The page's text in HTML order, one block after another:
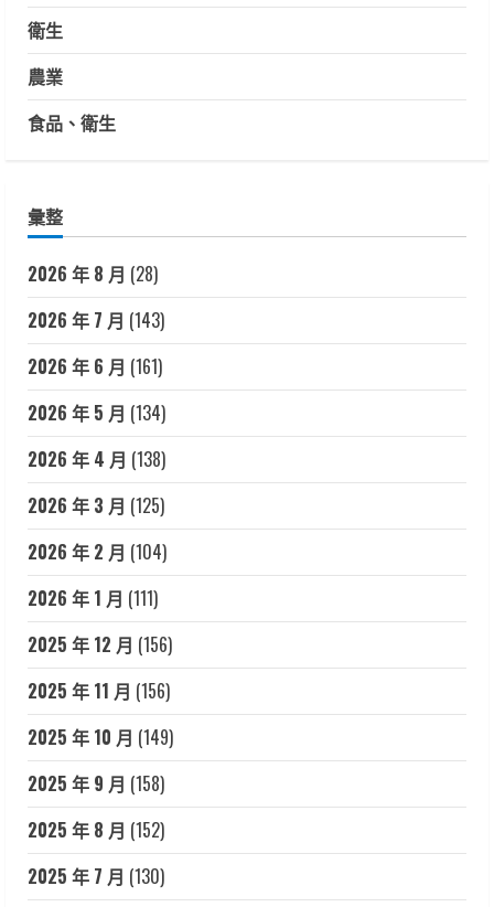
衛生
農業
食品、衛生
彙整
2026 年 8 月 (28)
2026 年 7 月 (143)
2026 年 6 月 (161)
2026 年 5 月 (134)
2026 年 4 月 (138)
2026 年 3 月 (125)
2026 年 2 月 (104)
2026 年 1 月 (111)
2025 年 12 月 (156)
2025 年 11 月 (156)
2025 年 10 月 (149)
2025 年 9 月 (158)
2025 年 8 月 (152)
2025 年 7 月 (130)